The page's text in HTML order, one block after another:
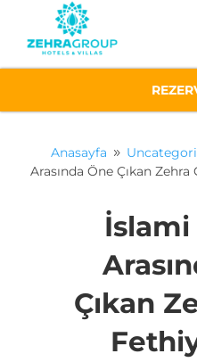
Anasayfa 9
Arasında Öne Çıkan
Çıkan